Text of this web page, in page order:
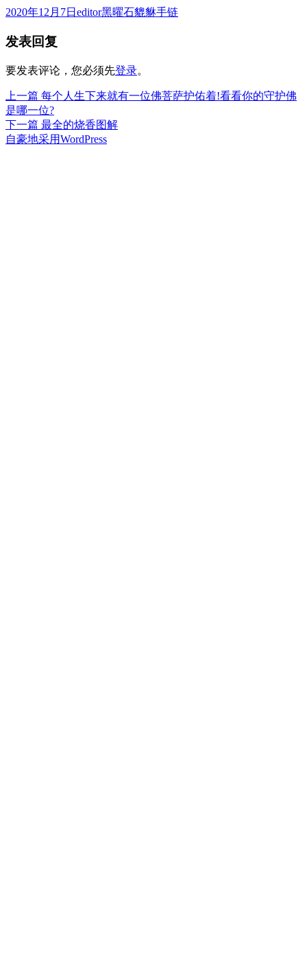
发
于
2020年12月7日 作
editor分
黑曜石貔貅手链
发表回复
要发表评论，您必须先登录。
文
章
导
上一篇 上
篇
文
章：
每个人生下来就有一位佛菩萨护佑着!看看你的守护佛
是哪一位?
下一篇 下
篇
最全的烧香图解
自豪地采用WordPress